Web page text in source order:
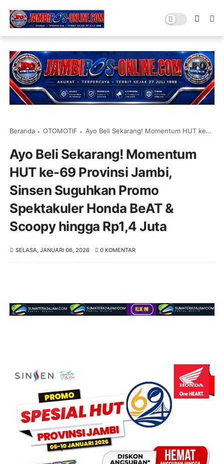
Beranda OTOMOTIF Ayo Beli Sekarang! Momentum HUT ke-69 Provinsi Jambi, Sinsen Suguhkan Promo Spektakuler Honda BeAT & Scoopy hingga Rp1,4 Juta
Ayo Beli Sekarang! Momentum
HUT ke-69 Provinsi Jambi,
Sinsen Suguhkan Promo
Spektakuler Honda BeAT &
Scoopy hingga Rp1,4 Juta
SELASA, JANUARI 06, 2026 0 KOMENTAR